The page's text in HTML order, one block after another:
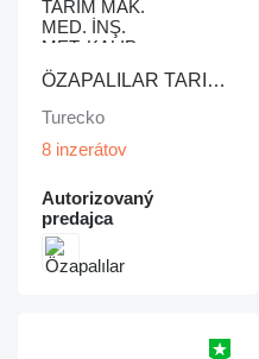
ÖZAPALILAR TARIM MAK. MED. İNŞ. MET. KALIP DÖKÜM SAN. LTD. ŞTİ.
Turecko
8 inzerátov
Autorizovaný
predajca